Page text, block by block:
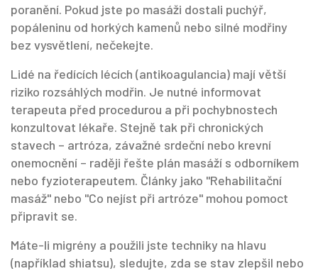
poranění. Pokud jste po masáži dostali puchýř,
popáleninu od horkých kamenů nebo silné modřiny
bez vysvětlení, nečekejte.
Lidé na ředících lécích (antikoagulancia) mají větší
riziko rozsáhlých modřin. Je nutné informovat
terapeuta před procedurou a při pochybnostech
konzultovat lékaře. Stejně tak při chronických
stavech – artróza, závažné srdeční nebo krevní
onemocnění – raději řešte plán masáží s odborníkem
nebo fyzioterapeutem. Články jako "Rehabilitační
masáž" nebo "Co nejíst při artróze" mohou pomoct
připravit se.
Máte-li migrény a použili jste techniky na hlavu
(například shiatsu), sledujte, zda se stav zlepšil nebo